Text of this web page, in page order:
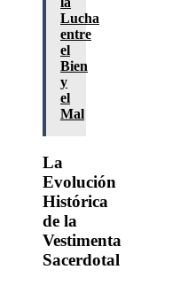
Lucha
entre
el
Bien
y
el
Mal
La
Evolución
Histórica
de la
Vestimenta
Sacerdotal